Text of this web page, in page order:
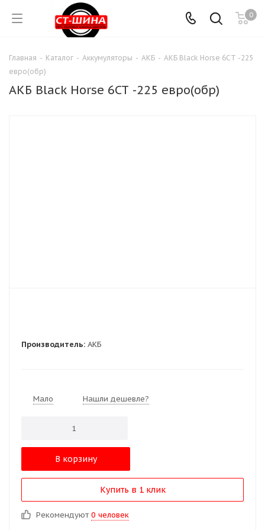
0
Главная - Каталог - Аккумуляторы - АКБ - АКБ Black Horse 6СТ -225
евро(обр)
АКБ Black Horse 6СТ -225 евро(обр)
Производитель: АКБ
Мало Нашли дешевле?
В корзину
Купить в 1 клик
Рекомендуют 0 человек